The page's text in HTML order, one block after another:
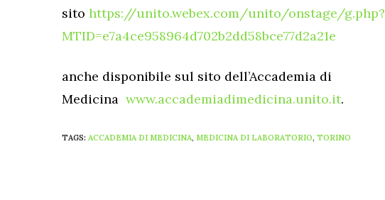
sito https://unito.webex.com/unito/onstage/g.php?
MTID=e7a4ce958964d702b2dd58bce77d2a21e
anche disponibile sul sito dell’Accademia di
Medicina www.accademiadimedicina.unito.it.
TAGS: ACCADEMIA DI MEDICINA, MEDICINA DI LABORATORIO, TORINO